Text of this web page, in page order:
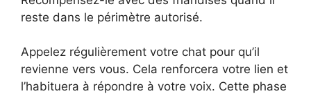
reste dans le périmètre autorisé.
Appelez régulièrement votre chat pour qu’il
revienne vers vous. Cela renforcera votre lien et
l’habituera à répondre à votre voix. Cette phase